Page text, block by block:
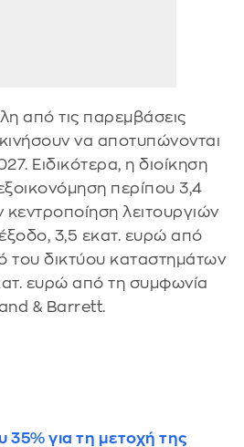
από τις παρεμβάσεις
να αποτυπώνονται
Ειδικότερα, η διοίκηση
περίπου 3,4
λειτουργιών
3,5 εκατ. ευρώ από
του δικτύου καταστημάτων
ευρώ από τη συμφωνία
& Barrett.
35% για τη μετοχή της